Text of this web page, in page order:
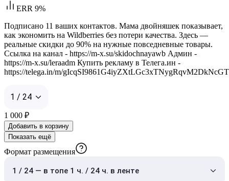
ERR 9%
Подписано 11 ваших контактов. Мама двойняшек показывает,
как экономить на Wildberries без потери качества. Здесь —
реальные скидки до 90% на нужные повседневные товары.
Ссылка на канал - https://m-x.su/skidochnayawb Админ -
https://m-x.su/leraadm Купить рекламу в Телега.ин -
https://telega.in/m/
1 / 24
1 000 ₽
Добавить в корзину
Показать ещё
Формат размещения
1 / 24 — в топе 1 ч. / 24 ч. в ленте